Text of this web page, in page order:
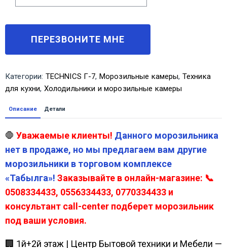
Категории: TECHNICS Г-7, Морозильные камеры, Техника
для кухни, Холодильники и морозильные камеры
Описание Детали
🛑 Уважаемые клиенты! Данного морозильника
нет в продаже, но мы предлагаем вам другие
морозильники в торговом комплексе
«Табылга»! Заказывайте в онлайн-магазине: 📞
0508334433, 0556334433, 0770334433 и
консультант call-center подберет морозильник
под ваши условия.
🏢 1й+2й этаж | Центр Бытовой техники и Мебели —